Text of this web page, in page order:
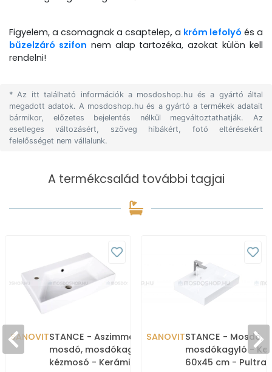
Figyelem, a csomagnak a csaptelep, a króm lefolyó és a
bűzelzáró szifon nem alap tartozéka, azokat külön kell
rendelni!
* Az itt található információk a mosdoshop.hu és a gyártó által
megadott adatok. A mosdoshop.hu és a gyártó a termékek adatait
bármikor, előzetes bejelentés nélkül megváltoztathatják. Az
esetleges változásért, szöveg hibákért, fotó eltérésekért
felelősséget nem vállalunk.
A termékcsalád további tagjai
SANOVITSTANCE - Aszimmetrikus
mosdó, mosdókagyló, kis
kézmosó - Kerámia,
SANOVITSTANCE - Mosdó,
mosdókagyló -
60x45 cm - Pultra,